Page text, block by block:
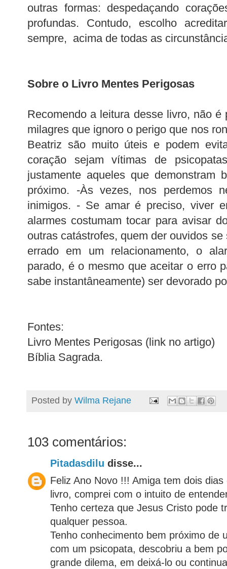
outras formas: despedaçando
profundas. Contudo, escolho
sempre, acima de todas as
Sobre o Livro Mentes Perigosas
Recomendo a leitura desse livro, não é
milagres que ignoro o perigo que nos
Beatriz são muito úteis e podem
coração sejam vítimas de
justamente aqueles que demonstram
próximo. -Às vezes, nos perdemos
inimigos. - Se amar é preciso, viver
alarmes costumam tocar para avisar
outras catástrofes, quem der ouvidos
errado em um relacionamento, o
parado, é o mesmo que aceitar o erro
sabe instantâneamente) ser devorado
Fontes:
Livro Mentes Perigosas (link no artigo)
Bíblia Sagrada.
Posted by Wilma Rejane
103 comentários:
Pitadasdilu disse...
Feliz Ano Novo !!! Amiga tem dois
livro, comprei com o intuito de
Tenho certeza que Jesus Cristo pode
qualquer pessoa.
Tenho conhecimento bem próximo de
com um psicopata, descobriu a bem
grande dilema, em deixá-lo ou